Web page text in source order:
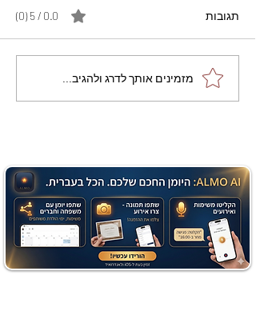
מתכון מנצח עוגת מייפל
שוקולד בחושה וקלה - זיוה
תגובות 0.0 / 5 ‏(0)
מזמינים אותך לדרג ולהגיב...